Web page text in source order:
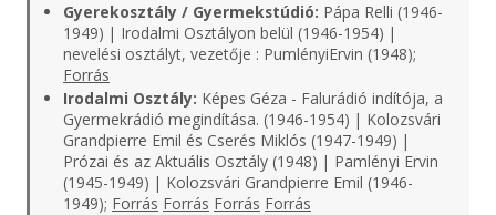
Gyerekosztály / Gyermekstúdió: Pápa Relli (1946-
1949) | Irodalmi Osztályon belül (1946-1954) |
nevelési osztályt, vezetője : PumlényiErvin (1948);
Forrás
Irodalmi Osztály: Képes Géza - Falurádió indítója, a
Gyermekrádió megindítása. (1946-1954) | Kolozsvári
Grandpierre Emil és Cserés Miklós (1947-1949) |
Prózai és az Aktuális Osztály (1948) | Pamlényi Ervin
(1945-1949) | Kolozsvári Grandpierre Emil (1946-
1949); Forrás Forrás Forrás Forrás